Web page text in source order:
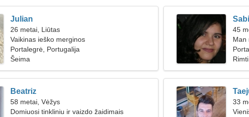
Julian
26 metai, Liūtas
Vaikinas ieško merginos
Portalegrė, Portugalija
Šeima
45
Man
Beatriz
58 metai, Vėžys
Domiuosi tinkliniu ir vaizdo žaidimais
33